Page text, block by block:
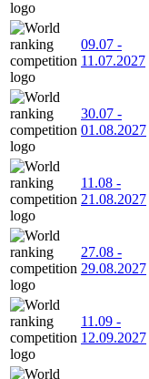
09.07 -
11.07.2027
30.07 -
01.08.2027
11.08 -
21.08.2027
27.08 -
29.08.2027
11.09 -
12.09.2027